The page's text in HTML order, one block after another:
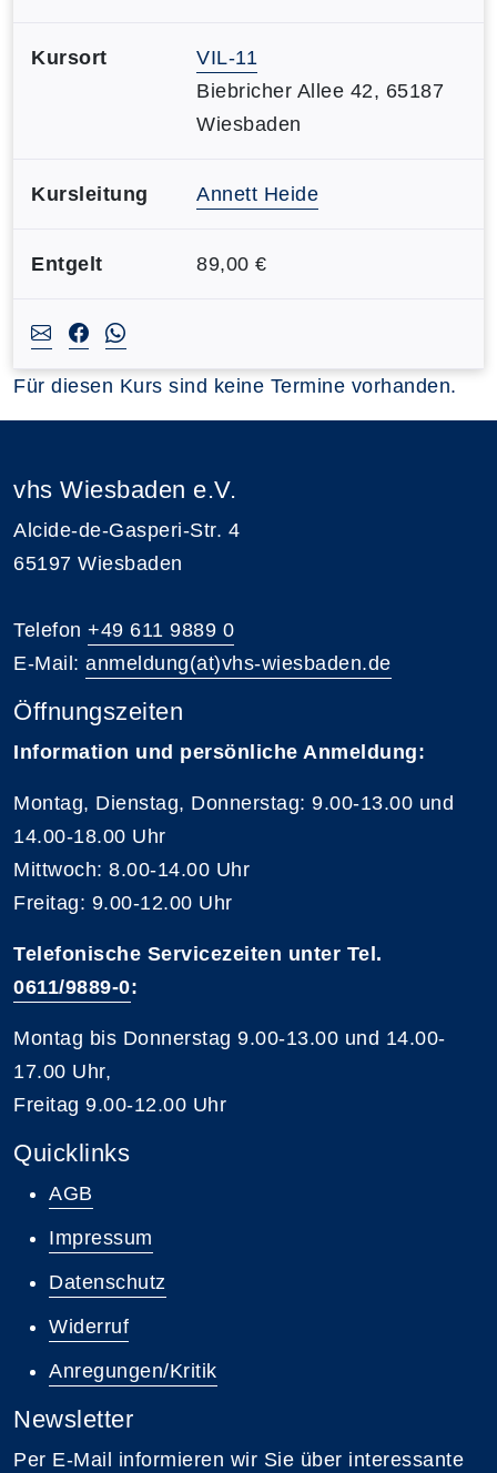
Kursort
VIL-11
Biebricher Allee 42, 65187
Wiesbaden
Kursleitung Annett Heide
Entgelt 89,00 €
Für diesen Kurs sind keine Termine vorhanden.
vhs Wiesbaden e.V.
Alcide-de-Gasperi-Str. 4
65197 Wiesbaden
Telefon +49 611 9889 0
E-Mail: anmeldung(at)vhs-wiesbaden.de
Öffnungszeiten
Information und persönliche Anmeldung:
Montag, Dienstag, Donnerstag: 9.00-13.00 und
14.00-18.00 Uhr
Mittwoch: 8.00-14.00 Uhr
Freitag: 9.00-12.00 Uhr
Telefonische Servicezeiten unter Tel.
0611/9889-0:
Montag bis Donnerstag 9.00-13.00 und 14.00-
17.00 Uhr,
Freitag 9.00-12.00 Uhr
Quicklinks
AGB
Impressum
Datenschutz
Widerruf
Anregungen/Kritik
Newsletter
Per E-Mail informieren wir Sie über interessante